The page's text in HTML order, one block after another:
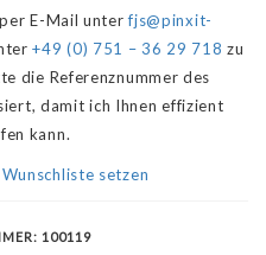
E-Mail unterfjs@pinxit-
+49 (0) 751 – 36 29 718 zu
die Referenznummer des
damit ich Ihnen effizient
kann.
setzen
100119